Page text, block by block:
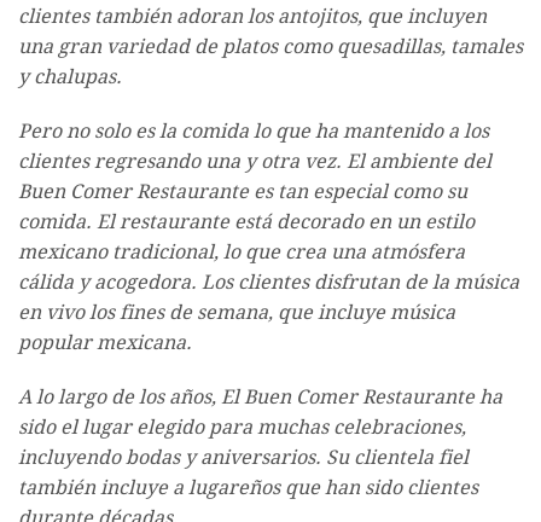
clientes también adoran los antojitos, que incluyen
una gran variedad de platos como quesadillas, tamales
y chalupas.
Pero no solo es la comida lo que ha mantenido a los
clientes regresando una y otra vez. El ambiente del
Buen Comer Restaurante es tan especial como su
comida. El restaurante está decorado en un estilo
mexicano tradicional, lo que crea una atmósfera
cálida y acogedora. Los clientes disfrutan de la música
en vivo los fines de semana, que incluye música
popular mexicana.
A lo largo de los años, El Buen Comer Restaurante ha
sido el lugar elegido para muchas celebraciones,
incluyendo bodas y aniversarios. Su clientela fiel
también incluye a lugareños que han sido clientes